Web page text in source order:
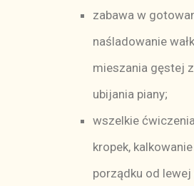
zabawa w
naśladowanie
mieszania gęstej
ubijania piany;
wszelkie
kropek,
porządku od